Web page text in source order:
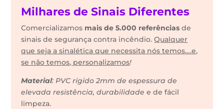
Milhares de Sinais Diferentes
Comercializamos mais de 5.000 referências de
sinais de segurança contra incêndio.Qualquer
que seja a sinalética que necessita nós temos….e,
se não temos, personalizamos!
Material: PVC rígido 2mm de espessura de
elevada resistência, durabilidadee de fácil
limpeza.